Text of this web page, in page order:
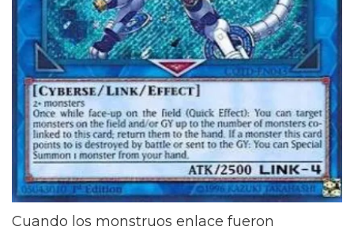
Cuando los monstruos enlace fueron